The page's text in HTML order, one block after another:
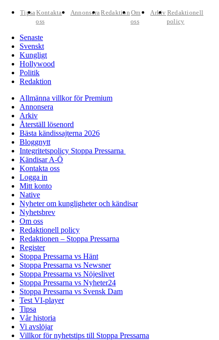
TipsaKontakta
oss
AnnonseraRedaktion Om
oss
Arkiv Redaktionell
policy
Senaste
Svenskt
Kungligt
Hollywood
Politik
Redaktion
Allmänna villkor för Premium
Annonsera
Arkiv
Återställ lösenord
Bästa kändissajterna 2026
Bloggnytt
Integritetspolicy Stoppa Pressarna
Kändisar A-Ö
Kontakta oss
Logga in
Mitt konto
Native
Nyheter om kungligheter och kändisar
Nyhetsbrev
Om oss
Redaktionell policy
Redaktionen – Stoppa Pressarna
Register
Stoppa Pressarna vs Hänt
Stoppa Pressarna vs Newsner
Stoppa Pressarna vs Nöjeslivet
Stoppa Pressarna vs Nyheter24
Stoppa Pressarna vs Svensk Dam
Test VI-player
Tipsa
Vår historia
Vi avslöjar
Villkor för nyhetstips till Stoppa Pressarna